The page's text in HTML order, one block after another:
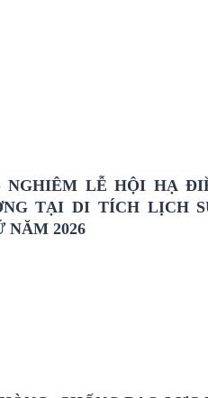
NGHIÊM LỄ HỘI HẠ
TẠI DI TÍCH LỊCH
NĂM 2026